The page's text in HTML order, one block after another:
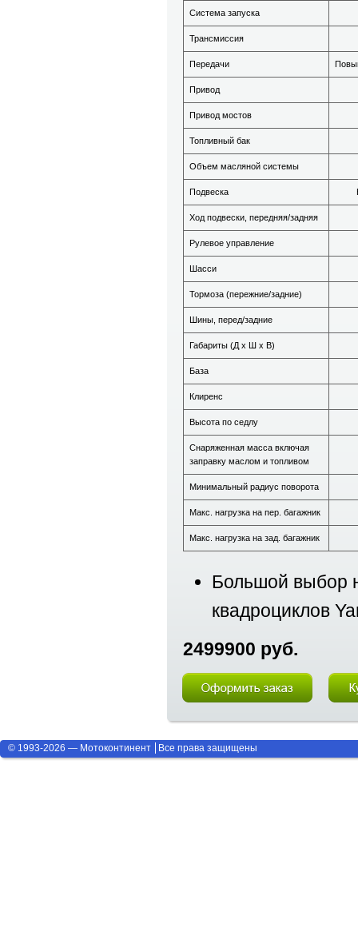
Система запуска
Трансмиссия
Передачи
Привод
Привод мостов
Топливный бак
Объем масляной системы
Подвеска
Ход подвески, передняя/задняя
Рулевое управление
Шасси
Тормоза (пережние/задние)
Шины, перед/задние
Габариты (Д х Ш х В)
База
Клиренс
Высота по седлу
Снаряженная масса включая
заправку маслом и топливом
Минимальный радиус поворота
Макс. нагрузка на пер. багажник
Макс. нагрузка на зад. багажник
Большой выбор
квадроциклов
2499900 руб.
© 1993-2026 — Мотоконтинент Все права защищены